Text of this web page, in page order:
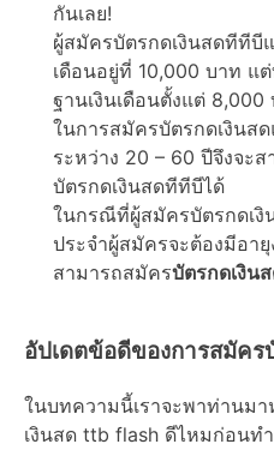
กันเลย!
ผู้สมัครบัตรกดเงินสดทีทีบี
เดือนอยู่ที่ 10,000 บาท แ
ฐานเงินเดือนตั้งแต่
ในการสมัครบัตรกดเงินส
ระหว่าง 20 – 60 ปีจึงจะ
บัตรกดเงินสดทีทีบีได้
ในกรณีที่ผู้สมัครบัตรกดเงิ
ประจำผู้สมัครจะต้องมีอา
สามารถสมัครบัตรกดเงิน
อัปเดตข้อดีของการสมัค
ในบทความนี้เราจะพาท่านม
เงินสด ttb flash ดีไหมก่อนท